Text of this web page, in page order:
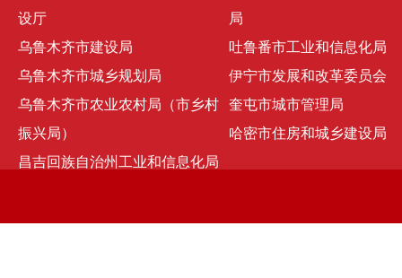
设厅
乌鲁木齐市建设局
乌鲁木齐市城乡规划局
乌鲁木齐市农业农村局（市乡村
振兴局）
昌吉回族自治州工业和信息化局
局
吐鲁番市工业和信息化局
伊宁市发展和改革委员会
奎屯市城市管理局
哈密市住房和城乡建设局